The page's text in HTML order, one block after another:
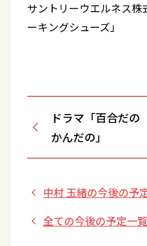
サントリーウエルネス株
ーキングシューズ」
ドラマ「百合だの
かんだの」
中村 玉緒の今後の予
全ての今後の予定一覧